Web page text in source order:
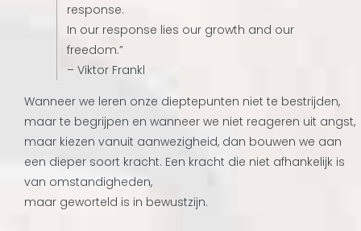
response.
In our response lies our growth and our
freedom.”
– Viktor Frankl
Wanneer we leren onze dieptepunten niet te bestrijden,
maar te begrijpen en wanneer we niet reageren uit angst,
maar kiezen vanuit aanwezigheid, dan bouwen we aan
een dieper soort kracht. Een kracht die niet afhankelijk is
van omstandigheden,
maar geworteld is in bewustzijn.